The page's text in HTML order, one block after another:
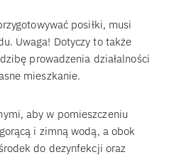
posiłki, musi
Uwaga! Dotyczy to także
prowadzenia działalności
mieszkanie.
aby w pomieszczeniu
i zimną wodą, a obok
do dezynfekcji oraz